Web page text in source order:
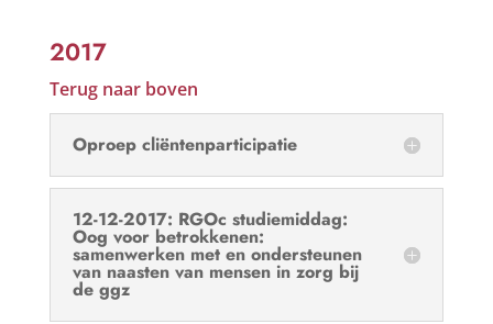
2017
Terug naar boven
Oproep cliëntenparticipatie
12-12-2017: RGOc studiemiddag:
Oog voor betrokkenen:
samenwerken met en ondersteunen
van naasten van mensen in zorg bij
de ggz